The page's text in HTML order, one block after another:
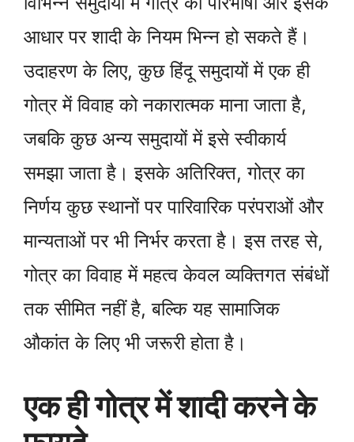
आधार पर शादी के नियम भिन्न हो सकते हैं।
उदाहरण के लिए, कुछ हिंदू समुदायों में एक ही
गोत्र में विवाह को नकारात्मक माना जाता है,
जबकि कुछ अन्य समुदायों में इसे स्वीकार्य
समझा जाता है। इसके अतिरिक्त, गोत्र का
निर्णय कुछ स्थानों पर पारिवारिक परंपराओं और
मान्यताओं पर भी निर्भर करता है। इस तरह से,
गोत्र का विवाह में महत्व केवल व्यक्तिगत संबंधों
तक सीमित नहीं है, बल्कि यह सामाजिक
औकांत के लिए भी जरूरी होता है।
एक ही गोत्र में शादी करने के